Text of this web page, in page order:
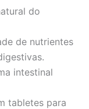
do
de nutrientes
intestinal
tabletes para